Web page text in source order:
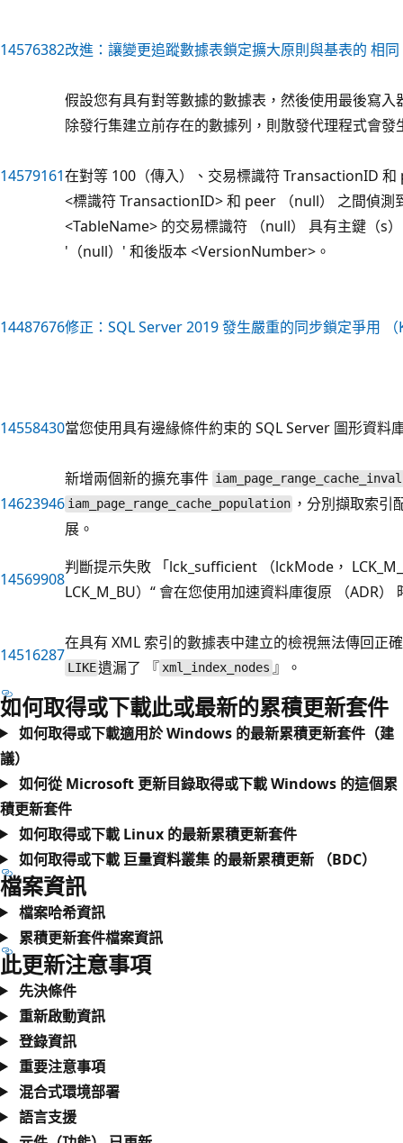
14576382改進：讓變更追蹤數據表鎖定擴大原則與基表的 相
14579161
假設您有具有對等數據的數據表，然後使用最後寫
除發行集建立前存在的數據列，則散發代理程式會發
在對等 100（傳入）、交易標識符 TransactionID
<標識符 TransactionID> 和 peer （null） 之間偵
<TableName> 的交易標識符 （null） 具有主鍵（s
'（null）' 和後版本 <VersionNumber>。
14487676修正：SQL Server 2019 發生嚴重的同步鎖定爭用
14558430當您使用具有邊緣條件約束的 SQL Server 圖形資料
14623946
新增兩個新的擴充事件
iam_page_range_cache_population ，分別擷取索引
展。
14569908
判斷提示失敗 「lck_sufficient （lckMode，
LCK_M_BU）“ 會在您使用加速資料庫復原 （ADR）
14516287
在具有 XML 索引的數據表中建立的檢視無法傳回正
LIKE遺漏了 『xml_index_nodes 』。
如何取得或下載此或最新的累積更新套件
如何取得或下載適用於 Windows 的最新累積更新套件（建
議）
如何從 Microsoft 更新目錄取得或下載 Windows 的這個累
積更新套件
如何取得或下載 Linux 的最新累積更新套件
如何取得或下載 巨量資料叢集 的最新累積更新 （BDC）
檔案資訊
檔案哈希資訊
累積更新套件檔案資訊
此更新注意事項
先決條件
重新啟動資訊
登錄資訊
重要注意事項
混合式環境部署
語言支援